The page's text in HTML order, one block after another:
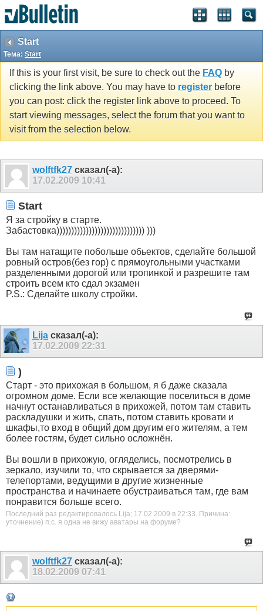
Start
Тема: Start
If this is your first visit, be sure to check out the FAQ by
clicking the link above. You may have to register before
you can post: click the register link above to proceed. To
start viewing messages, select the forum that you want to
visit from the selection below.
wolftfk27 сказал(-а):
17.02.2009 10:41
Start
Я за стройку в старте.
Забастовка)))))))))))))))))))))))))))))) )))
Вы там натащите побольше обьектов, сделайте большой
ровный остров(без гор) с прямоугольными участками
разделенными дорогой или тропинкой и разрешите там
строить всем кто сдал экзамен
P.S.: Сделайте школу стройки.
Lija сказал(-а):
17.02.2009 22:31
)
Старт - это прихожая в большом, я б даже сказала
огромном доме. Если все желающие поселиться в доме
начнут останавливаться в прихожей, потом там ставить
раскладушки и жить, спать, потом ставить кровати и
шкафы,то вход в общий дом другим его жителям, а тем
более гостям, будет сильно осложнён.
Вы вошли в прихожую, огляделись, посмотрелись в
зеркало, изучили то, что скрывается за дверями-
телепортами, ведущими в другие жизненные
пространства и начинаете обустраиваться там, где вам
понравится больше всего.
Последний раз редактировалось Lija; 17.02.2009 в 22:33 Причина:
уточнение) п.с. я одна не вижу аватары на форуме?
wolftfk27 сказал(-а):
18.02.2009 07:41